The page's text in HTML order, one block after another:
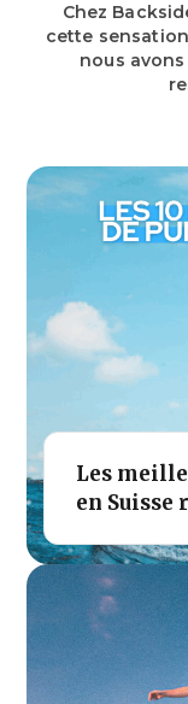
Chez
cette
nous
Les
en Suisse